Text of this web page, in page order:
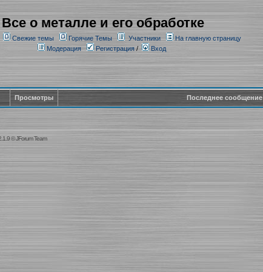
Все о металле и его обработке
Свежие темы Горячие Темы Участники
На главную страницу
Модерация
Регистрация/ Вход
Просмотры Последнее сообщение
©JForum Team